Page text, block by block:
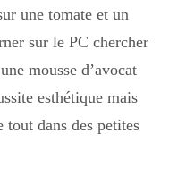
une tomate et un
sur le PC chercher
mousse d’avocat
esthétique mais
tout dans des petites